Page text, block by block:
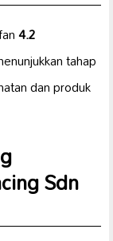
4.2
tahap
dan produk
Sdn